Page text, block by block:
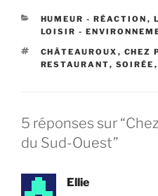
l'Indre, est…
CATÉGORIES
HUMEUR - RÉACTION ,
LOISIR -
ÉTIQUETTES
CHÂTEAUROUX , CHEZ
RESTAURANT, SOIRÉE ,
5 réponses sur
du Sud-Ouest”
Ellie